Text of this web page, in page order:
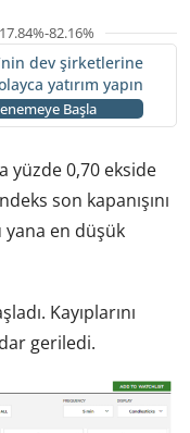
82.16%
dev şirketlerine
yatırım yapın
Başla
yüzde 0,70 ekside
son kapanışını
yana en düşük
Kayıplarını
geriledi.